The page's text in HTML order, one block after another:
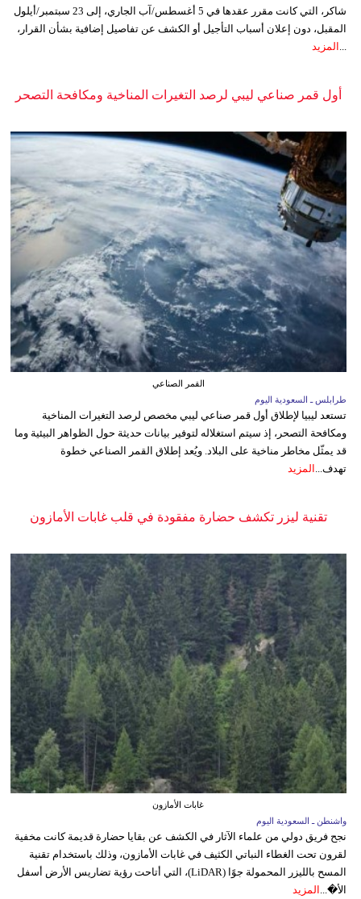
شاكر، التي كانت مقرر عقدها في 5 أغسطس/آب الجاري، إلى 23 سبتمبر/أيلول
المقبل، دون إعلان أسباب التأجيل أو الكشف عن تفاصيل إضافية بشأن القرار،
المزيد
أول قمر صناعي ليبي لرصد التغيرات المناخية ومكافحة التصحر
القمر الصناعي
طرابلس ـ السعودية اليوم
تستعد ليبيا لإطلاق أول قمر صناعي ليبي مخصص لرصد التغيرات المناخية
ومكافحة التصحر، إذ سيتم استغلاله لتوفير بيانات حديثة حول الظواهر البيئية وما
قد يمثّل مخاطر مناخية على البلاد. ويُعد إطلاق القمر الصناعي خطوة
تهدف... المزيد
تقنية ليزر تكشف حضارة مفقودة في قلب غابات الأمازون
غابات الأمازون
واشنطن ـ السعودية اليوم
نجح فريق دولي من علماء الآثار في الكشف عن بقايا حضارة قديمة كانت مخفية
لقرون تحت الغطاء النباتي الكثيف في غابات الأمازون، وذلك باستخدام تقنية
المسح بالليزر المحمولة جوًا (LiDAR)، التي أتاحت رؤية تضاريس الأرض أسفل
الأ�... المزيد